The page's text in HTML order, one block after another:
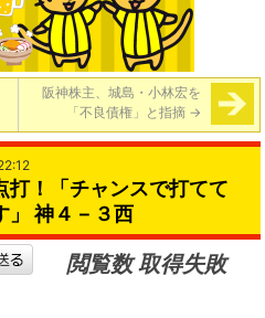
阪神株主、城島・小林宏を
「不良債権」と指摘 →
打！「チャンスで打てて
」 神４－３西
閲覧数 取得失敗